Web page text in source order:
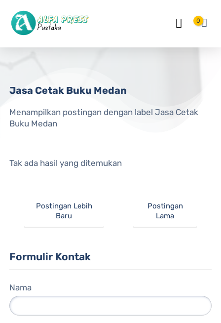
Langsung ke konten utama
0
Jasa Cetak Buku Medan
Menampilkan postingan dengan labelJasa Cetak
Buku Medan
Tak ada hasil yang ditemukan
Postingan Lebih
Baru
Postingan
Lama
Formulir Kontak
Nama